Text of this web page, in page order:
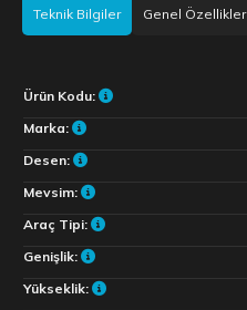
Teknik Bilgiler Genel Özellikler
Ürün Kodu:
Marka:
Desen:
Mevsim:
Araç Tipi:
Genişlik:
Yükseklik: